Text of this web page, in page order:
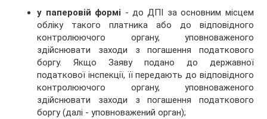
у паперовій формі - до ДПІ за основним місцем
обліку такого платника або до відповідного
контролюючого органу, уповноваженого
здійснювати заходи з погашення податкового
боргу. Якщо Заяву подано до державної
податкової інспекції, її передають до відповідного
контролюючого органу, уповноваженого
здійснювати заходи з погашення податкового
боргу (далі - уповноважений орган);